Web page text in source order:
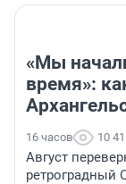
«Мы
время»:
16 часов 10
Август
ретроградный